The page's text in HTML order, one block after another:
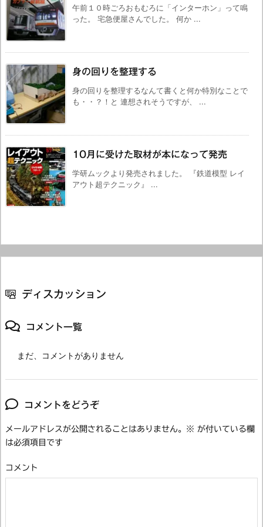
午前１０時ごろおもむろに「インターホン」って鳴
った。 宅急便屋さんでした。 何か ...
身の回りを整理する
身の回りを整理するなんて書くと何か特別なことで
も・・？！と 連想されそうですが、 ...
10月に受けた取材が本になって発売
学研ムックより発売されました。 『鉄道模型 レイ
アウト超テクニック』 ...
ディスカッション
コメント一覧
まだ、コメントがありません
コメントをどうぞ
メールアドレスが公開されることはありません。 ※ が付いている欄
は必須項目です
コメント